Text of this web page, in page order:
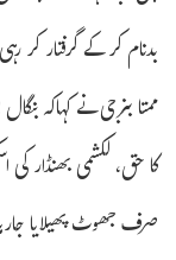
بدنام کر کے گرفتار کر
ممتا بنرجی نے کہاکہ
کا حق، لکشمی بھنڈار
صرف جھوٹ پھیلایا